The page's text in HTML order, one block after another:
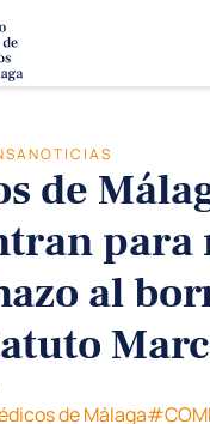
NOTICIAS
de
para
al
de Málaga